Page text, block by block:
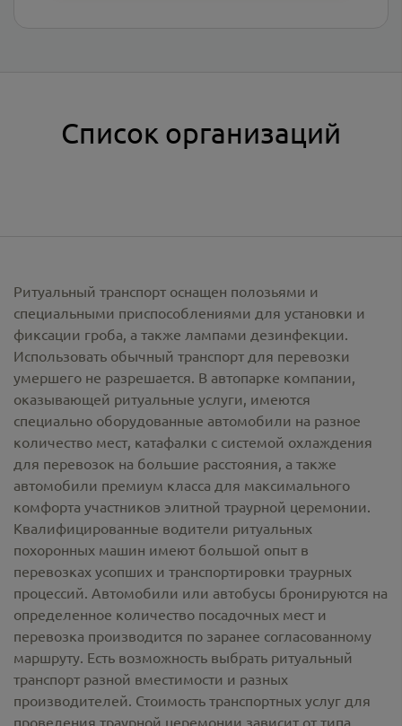
Список организаций
Ритуальный транспорт оснащен полозьями и
специальными приспособлениями для установки и
фиксации гроба, а также лампами дезинфекции.
Использовать обычный транспорт для перевозки
умершего не разрешается. В автопарке компании,
оказывающей ритуальные услуги, имеются
специально оборудованные автомобили на разное
количество мест, катафалки с системой охлаждения
для перевозок на большие расстояния, а также
автомобили премиум класса для максимального
комфорта участников элитной траурной церемонии.
Квалифицированные водители ритуальных
похоронных машин имеют большой опыт в
перевозках усопших и транспортировки траурных
процессий. Автомобили или автобусы бронируются на
определенное количество посадочных мест и
перевозка производится по заранее согласованному
маршруту. Есть возможность выбрать ритуальный
транспорт разной вместимости и разных
производителей. Стоимость транспортных услуг для
проведения траурной церемонии зависит от типа